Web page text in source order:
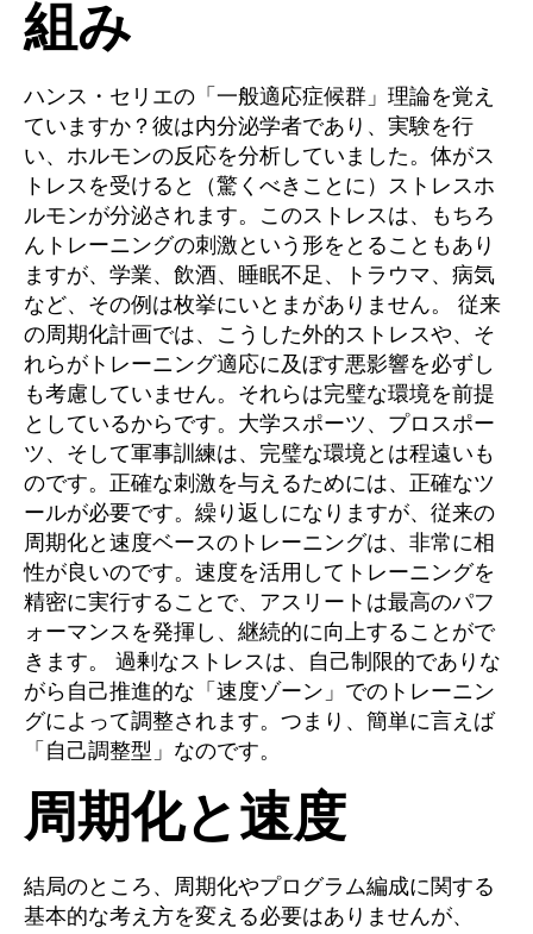
組み
ハンス・セリエの「一般適応症候群」理論を覚え
ていますか？彼は内分泌学者であり、実験を行
い、ホルモンの反応を分析していました。体がス
トレスを受けると（驚くべきことに）ストレスホ
ルモンが分泌されます。このストレスは、もちろ
んトレーニングの刺激という形をとることもあり
ますが、学業、飲酒、睡眠不足、トラウマ、病気
など、その例は枚挙にいとまがありません。 従来
の周期化計画では、こうした外的ストレスや、そ
れらがトレーニング適応に及ぼす悪影響を必ずし
も考慮していません。それらは完璧な環境を前提
としているからです。大学スポーツ、プロスポー
ツ、そして軍事訓練は、完璧な環境とは程遠いも
のです。正確な刺激を与えるためには、正確なツ
ールが必要です。繰り返しになりますが、従来の
周期化と速度ベースのトレーニングは、非常に相
性が良いのです。速度を活用してトレーニングを
精密に実行することで、アスリートは最高のパフ
ォーマンスを発揮し、継続的に向上することがで
きます。 過剰なストレスは、自己制限的でありな
がら自己推進的な「速度ゾーン」でのトレーニン
グによって調整されます。つまり、簡単に言えば
「自己調整型」なのです。
周期化と速度
結局のところ、周期化やプログラム編成に関する
基本的な考え方を変える必要はありませんが、